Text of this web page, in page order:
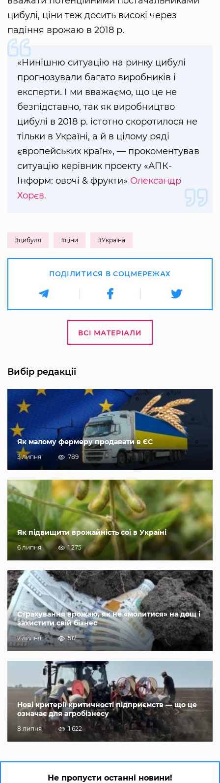
цибулі, ціни теж досить високі через
падіння врожаю в 2018 р.
«Нинішню ситуацію на ринку цибулі
прогнозували багато виробників і
експерти. І ми вважаємо, що це не
безпідставно, так як виробництво
цибулі в 2018 р. істотно скоротилося не
тільки в Україні, а й в цілому ряді
європейських країн», — прокоментував
ситуацію керівник проекту «АПК-
Інформ: овочі & фрукти» Олександр
Хорєв.
#цибуля #ціни #Україна
ПОДІЛИТИСЯ В СОЦМЕРЕЖАХ
ВСІ МАТЕРІАЛИ
Вибір редакції
Як малому фермеру продавати в ЄС
3 липня 789
Як підвищити врожайність сої в Україні
6 липня 1 275
Страхування врожаю, як не «молитися» на дощ і
захистити свій бізнес
7 липня 512
Нові критерії критичності підприємств — що це
означає для агробізнесу
8 липня 1 622
Не пропусти останні новини!